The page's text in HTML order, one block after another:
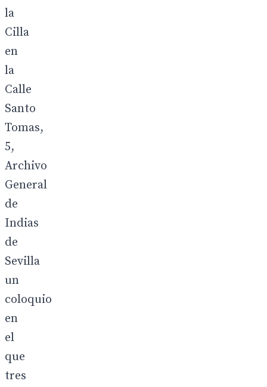
la
Cilla
en
la
Calle
Santo
Tomas,
5,
Archivo
General
de
Indias
de
Sevilla
un
coloquio
en
el
que
tres